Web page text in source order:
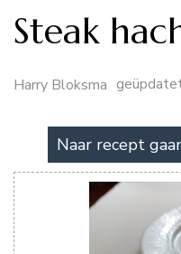
Steak
Harry Bloksma
Naar recept